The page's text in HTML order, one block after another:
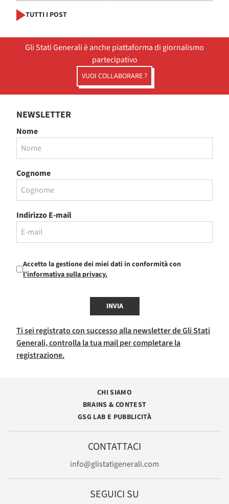
TUTTI I POST
Gli Stati Generali è anche piattaforma di giornalismo
partecipativo
VUOI COLLABORARE ?
NEWSLETTER
Nome
Cognome
Indirizzo E-mail
Accetto la gestione dei miei dati in conformità con
l'informativa sulla privacy.
INVIA
Ti sei registrato con successo alla newsletter de Gli Stati
Generali, controlla la tua mail per completare la
registrazione.
CHI SIAMO
BRAINS & CONTEST
GSG LAB E PUBBLICITÀ
CONTATTACI
info@glistatigenerali.com
SEGUICI SU